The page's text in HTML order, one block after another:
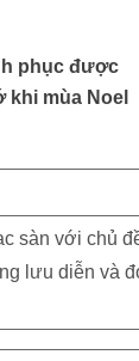
phục được
mùa Noel
sàn với chủ
lưu diễn và